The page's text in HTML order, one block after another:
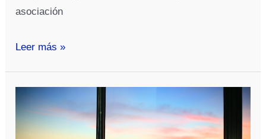
asociación
¿Cómo
una
estrategia
Leer más »